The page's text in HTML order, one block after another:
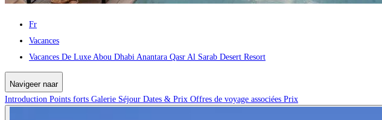
Fr
Vacances
Vacances De Luxe Abou Dhabi Anantara Qasr Al Sarab Desert Resort
Navigeer naar
Introduction Points forts Galerie Séjour Dates & Prix Offres de voyage associées Prix